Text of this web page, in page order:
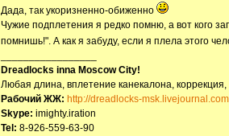
Дада, так укоризненно-обиженно
Чужие подплетения я редко помню, а вот кого
помнишь!". А как я забуду, если я плела этого
Dreadlocks inna Moscow Сity!
Любая длина, вплетение канекалона,
Рабочий ЖЖ: http://dreadlocks-
Skype: imighty.iration
Tel: 8-926-559-63-90